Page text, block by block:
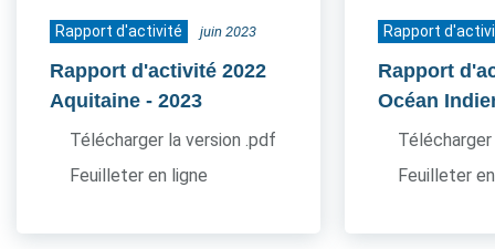
Rapport d'activité juin 2023
Rapport d'activité 2022
Aquitaine - 2023
Télécharger la version .pdf
Feuilleter en ligne
Rapport
Rapport
Océan
Feuilleter